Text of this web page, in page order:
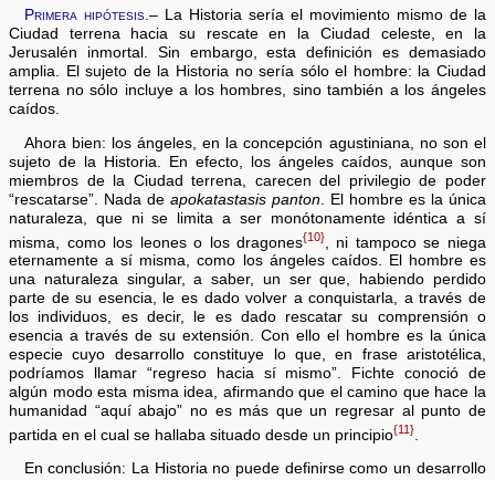
Primera hipótesis.– La Historia sería el movimiento mismo de la
Ciudad terrena hacia su rescate en la Ciudad celeste, en la
Jerusalén inmortal. Sin embargo, esta definición es demasiado
amplia. El sujeto de la Historia no sería sólo el hombre: la Ciudad
terrena no sólo incluye a los hombres, sino también a los ángeles
caídos.
Ahora bien: los ángeles, en la concepción agustiniana, no son el
sujeto de la Historia. En efecto, los ángeles caídos, aunque son
miembros de la Ciudad terrena, carecen del privilegio de poder
“rescatarse”. Nada deapokatastasis panton . El hombre es la única
naturaleza, que ni se limita a ser monótonamente idéntica a sí
misma, como los leones o los dragones{10}, ni tampoco se niega
eternamente a sí misma, como los ángeles caídos. El hombre es
una naturaleza singular, a saber, un ser que, habiendo perdido
parte de su esencia, le es dado volver a conquistarla, a través de
los individuos, es decir, le es dado rescatar su comprensión o
esencia a través de su extensión. Con ello el hombre es la única
especie cuyo desarrollo constituye lo que, en frase aristotélica,
podríamos llamar “regreso hacia sí mismo”. Fichte conoció de
algún modo esta misma idea, afirmando que el camino que hace la
humanidad “aquí abajo” no es más que un regresar al punto de
partida en el cual se hallaba situado desde un principio{11}
En conclusión: La Historia no puede definirse como un desarrollo